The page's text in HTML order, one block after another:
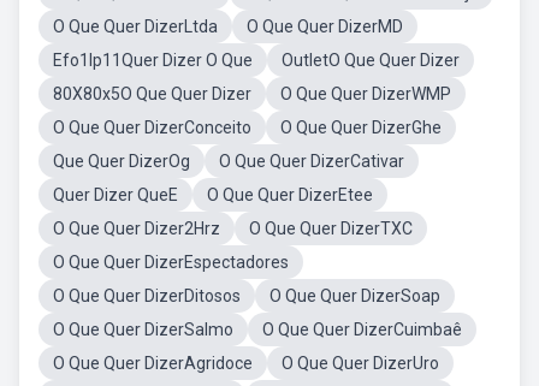
O Que Quer DizerLtda
O Que Quer DizerMD
Efo1lp11Quer Dizer O Que
OutletO Que Quer Dizer
80X80x5O Que Quer Dizer
O Que Quer DizerWMP
O Que Quer DizerConceito
O Que Quer DizerGhe
Que Quer DizerOg
O Que Quer DizerCativar
Quer Dizer QueE
O Que Quer DizerEtee
O Que Quer Dizer2Hrz
O Que Quer DizerTXC
O Que Quer DizerEspectadores
O Que Quer DizerDitosos
O Que Quer DizerSoap
O Que Quer DizerSalmo
O Que Quer DizerCuimbaê
O Que Quer DizerAgridoce
O Que Quer DizerUro